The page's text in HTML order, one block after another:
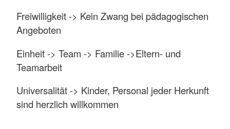
Freiwilligkeit -> Kein Zwang bei pädagogischen
Angeboten
Einheit -> Team -> Familie ->Eltern- und
Teamarbeit
Universalität -> Kinder, Personal jeder Herkunft
sind herzlich willkommen